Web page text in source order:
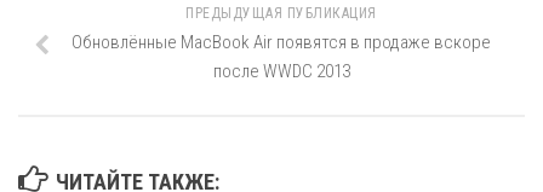
ПРЕДЫДУЩАЯ ПУБЛИКАЦИЯ
Обновлённые MacBook Air появятся в продаже вскоре
после WWDC 2013
ЧИТАЙТЕ ТАКЖЕ: